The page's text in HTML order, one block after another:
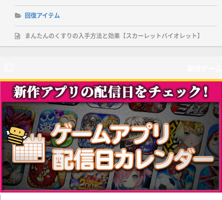
回復アイテム
まんたんのくすりの入手方法と効果【スカーレットバイオレット】